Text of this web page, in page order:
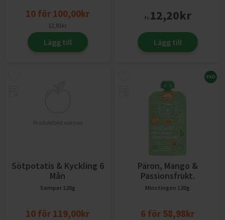
10 för 100,00kr
12,81kr
Lägg till
fr. 12,20kr
Lägg till
Produktbild saknas
Sötpotatis & Kyckling 6
Mån
Semper 120g
10 för 119,00kr
Päron, Mango &
Passionsfrukt.
Minstingen 120g
6 för 58,98kr